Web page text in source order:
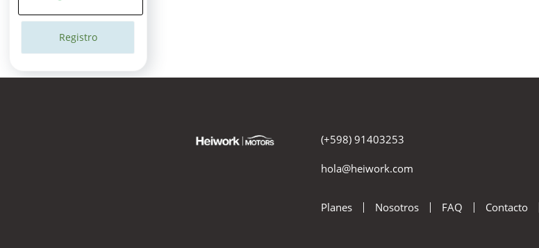
Registro
(+598) 91403253
hola@heiwork.com
Planes Nosotros FAQ Contacto